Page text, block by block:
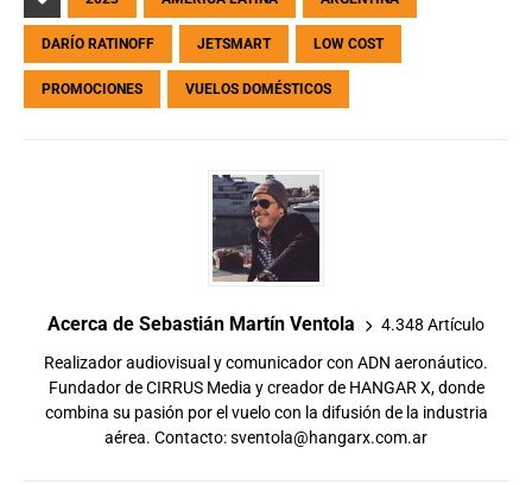
DARÍO RATINOFF JETSMART LOW COST
PROMOCIONES VUELOS DOMÉSTICOS
Acerca de Sebastián Martín Ventola 4.348 Artículo
Realizador audiovisual y comunicador con ADN aeronáutico.
Fundador de CIRRUS Media y creador de HANGAR X, donde
combina su pasión por el vuelo con la difusión de la industria
aérea. Contacto:sventola@hangarx.com.ar